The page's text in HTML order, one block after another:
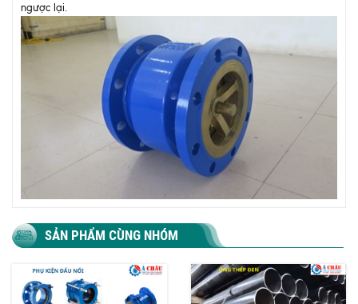
ngược lại.
SẢN PHẨM CÙNG NHÓM